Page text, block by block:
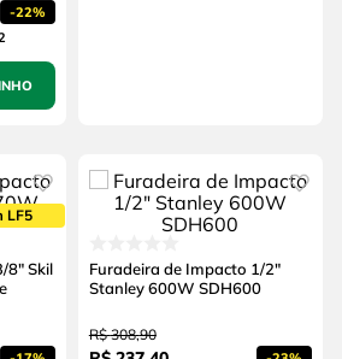
-22%
LF5
8" Skil
Furadeira de Impacto 1/2"
Stanley 600W SDH600
R$ 308,90